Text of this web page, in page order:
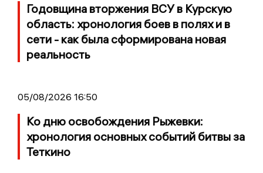
Годовщина вторжения ВСУ в Курскую
область: хронология боев в полях и в
сети - как была сформирована новая
реальность
05/08/2026 16:50
Ко дню освобождения Рыжевки:
хронология основных событий битвы за
Теткино